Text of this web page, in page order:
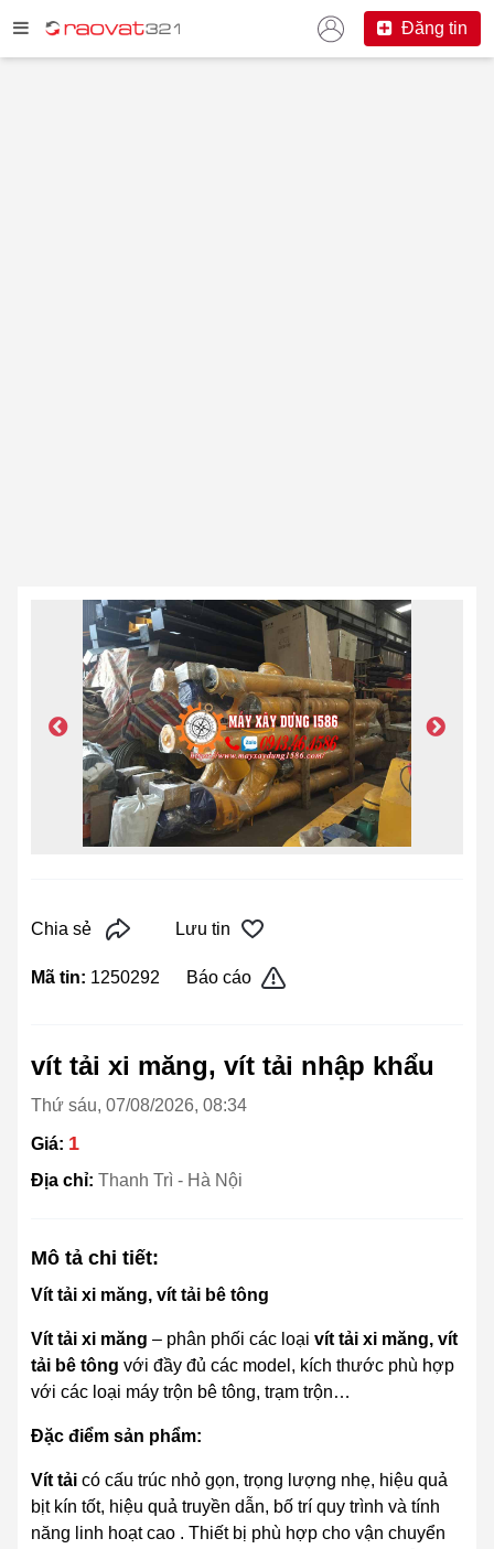
Đăng tin
Chia sẻ Lưu tin
Mã tin: 1250292 Báo cáo
vít tải xi măng, vít tải nhập khẩu
Thứ sáu, 07/08/2026, 08:34
Giá: 1
Địa chỉ: Thanh Trì - Hà Nội
Mô tả chi tiết:
Vít tải xi măng, vít tải bê tông
Vít tải xi măng – phân phối các loại vít tải xi măng, vít
tải bê tông với đầy đủ các model, kích thước phù hợp
với các loại máy trộn bê tông, trạm trộn…
Đặc điểm sản phẩm:
Vít tải có cấu trúc nhỏ gọn, trọng lượng nhẹ, hiệu quả
bịt kín tốt, hiệu quả truyền dẫn, bố trí quy trình và tính
năng linh hoạt cao . Thiết bị phù hợp cho vận chuyển